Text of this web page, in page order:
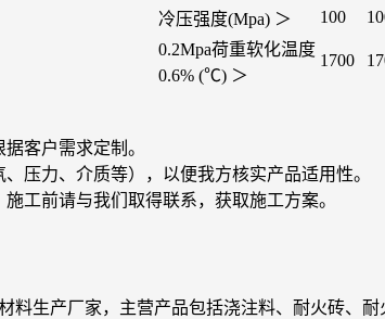
冷压强度(Mpa) ＞
100
0.2Mpa荷重软化温度
0.6% (℃) ＞
1700
客户需求定制。
压力、介质等），以便我方核实产品适用性。
工前请与我们取得联系，获取施工方案。
料生产厂家，主营产品包括浇注料、耐火砖、